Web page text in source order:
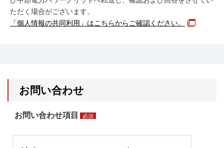
ただく場合がございます。
「個人情報の共同利用」はこちらからご確認ください。
お問い合わせ
お問い合わせ項目 必須